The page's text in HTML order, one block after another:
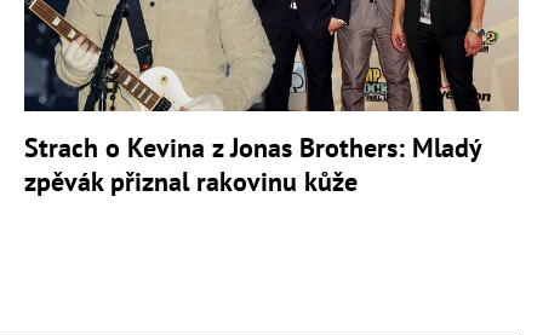
Strach o Kevina z Jonas Brothers: Mladý
zpěvák přiznal rakovinu kůže